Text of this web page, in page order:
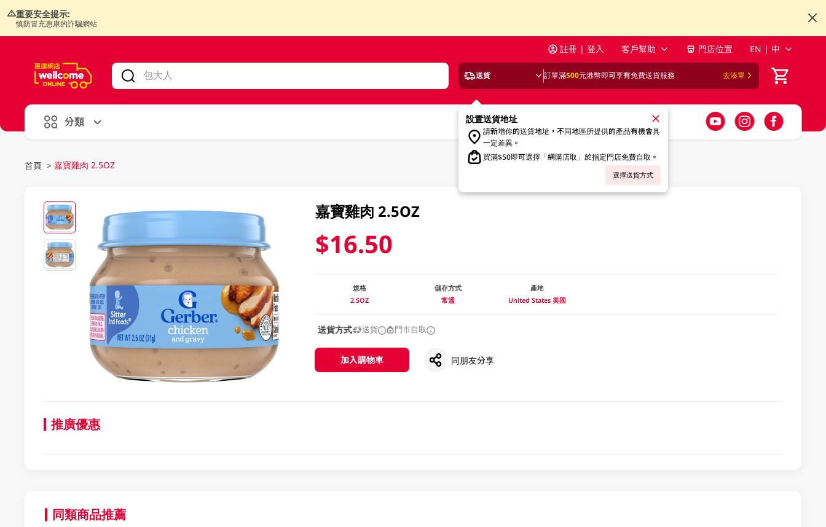
重要安全提示:
慎防冒充惠康的詐騙網站
註冊 | 登入 客戶幫助 門店位置 EN | 中
送貨 訂單滿500元港幣即可享有免費送貨服務 去湊單
設置送貨地址
請新增你的送貨地址，不同地區所提供的產品有機會具
一定差異。
買滿$50即可選擇「網購店取」於指定門店免費自取。
選擇送貨方式
分類
首頁 > 嘉寶雞肉 2.5OZ
嘉寶雞肉 2.5OZ
$16.50
規格
2.5OZ
儲存方式
常溫
產地
United States 美國
送貨方式 送貨 門市自取
加入購物車 同朋友分享
推廣優惠
同類商品推薦